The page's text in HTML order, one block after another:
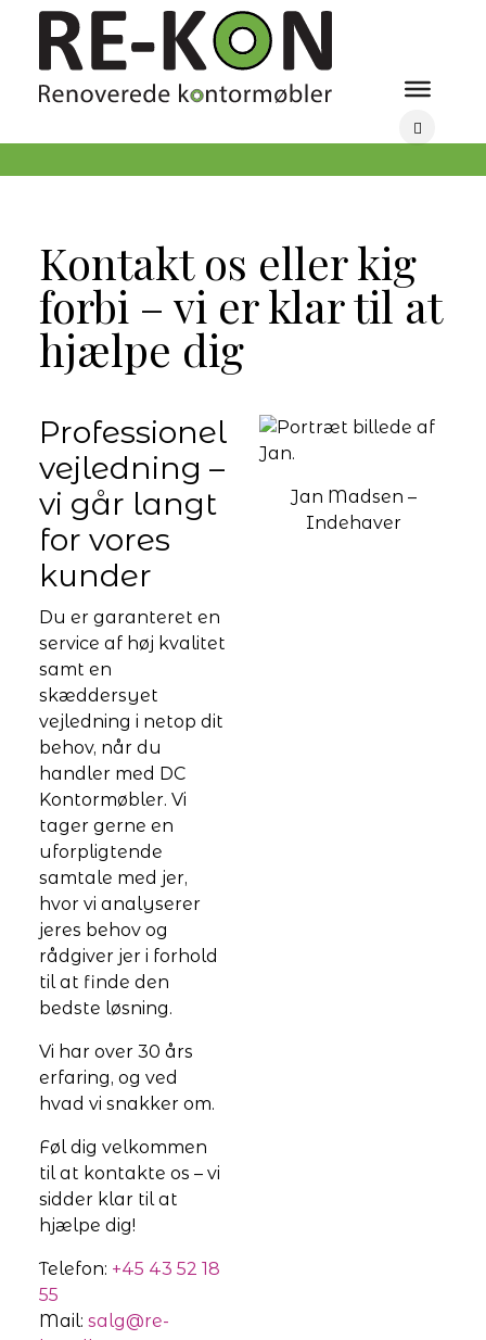
Kontakt os eller kig
forbi – vi er klar til at
hjælpe dig
Professionel
vejledning –
vi går langt
for vores
kunder
Du er garanteret en
service af høj kvalitet
samt en
skæddersyet
vejledning i netop dit
behov, når du
handler med DC
Kontormøbler. Vi
tager gerne en
uforpligtende
samtale med jer,
hvor vi analyserer
jeres behov og
rådgiver jer i forhold
til at finde den
bedste løsning.
Vi har over 30 års
erfaring, og ved
hvad vi snakker om.
Føl dig velkommen
til at kontakte os – vi
sidder klar til at
hjælpe dig!
Telefon: +45 43 52 18
55
Mail: salg@re-
Jan Madsen –
Indehaver